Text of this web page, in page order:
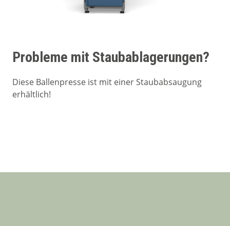
Probleme mit Staubablagerungen?
Diese Ballenpresse ist mit einer Staubabsaugung
erhältlich!